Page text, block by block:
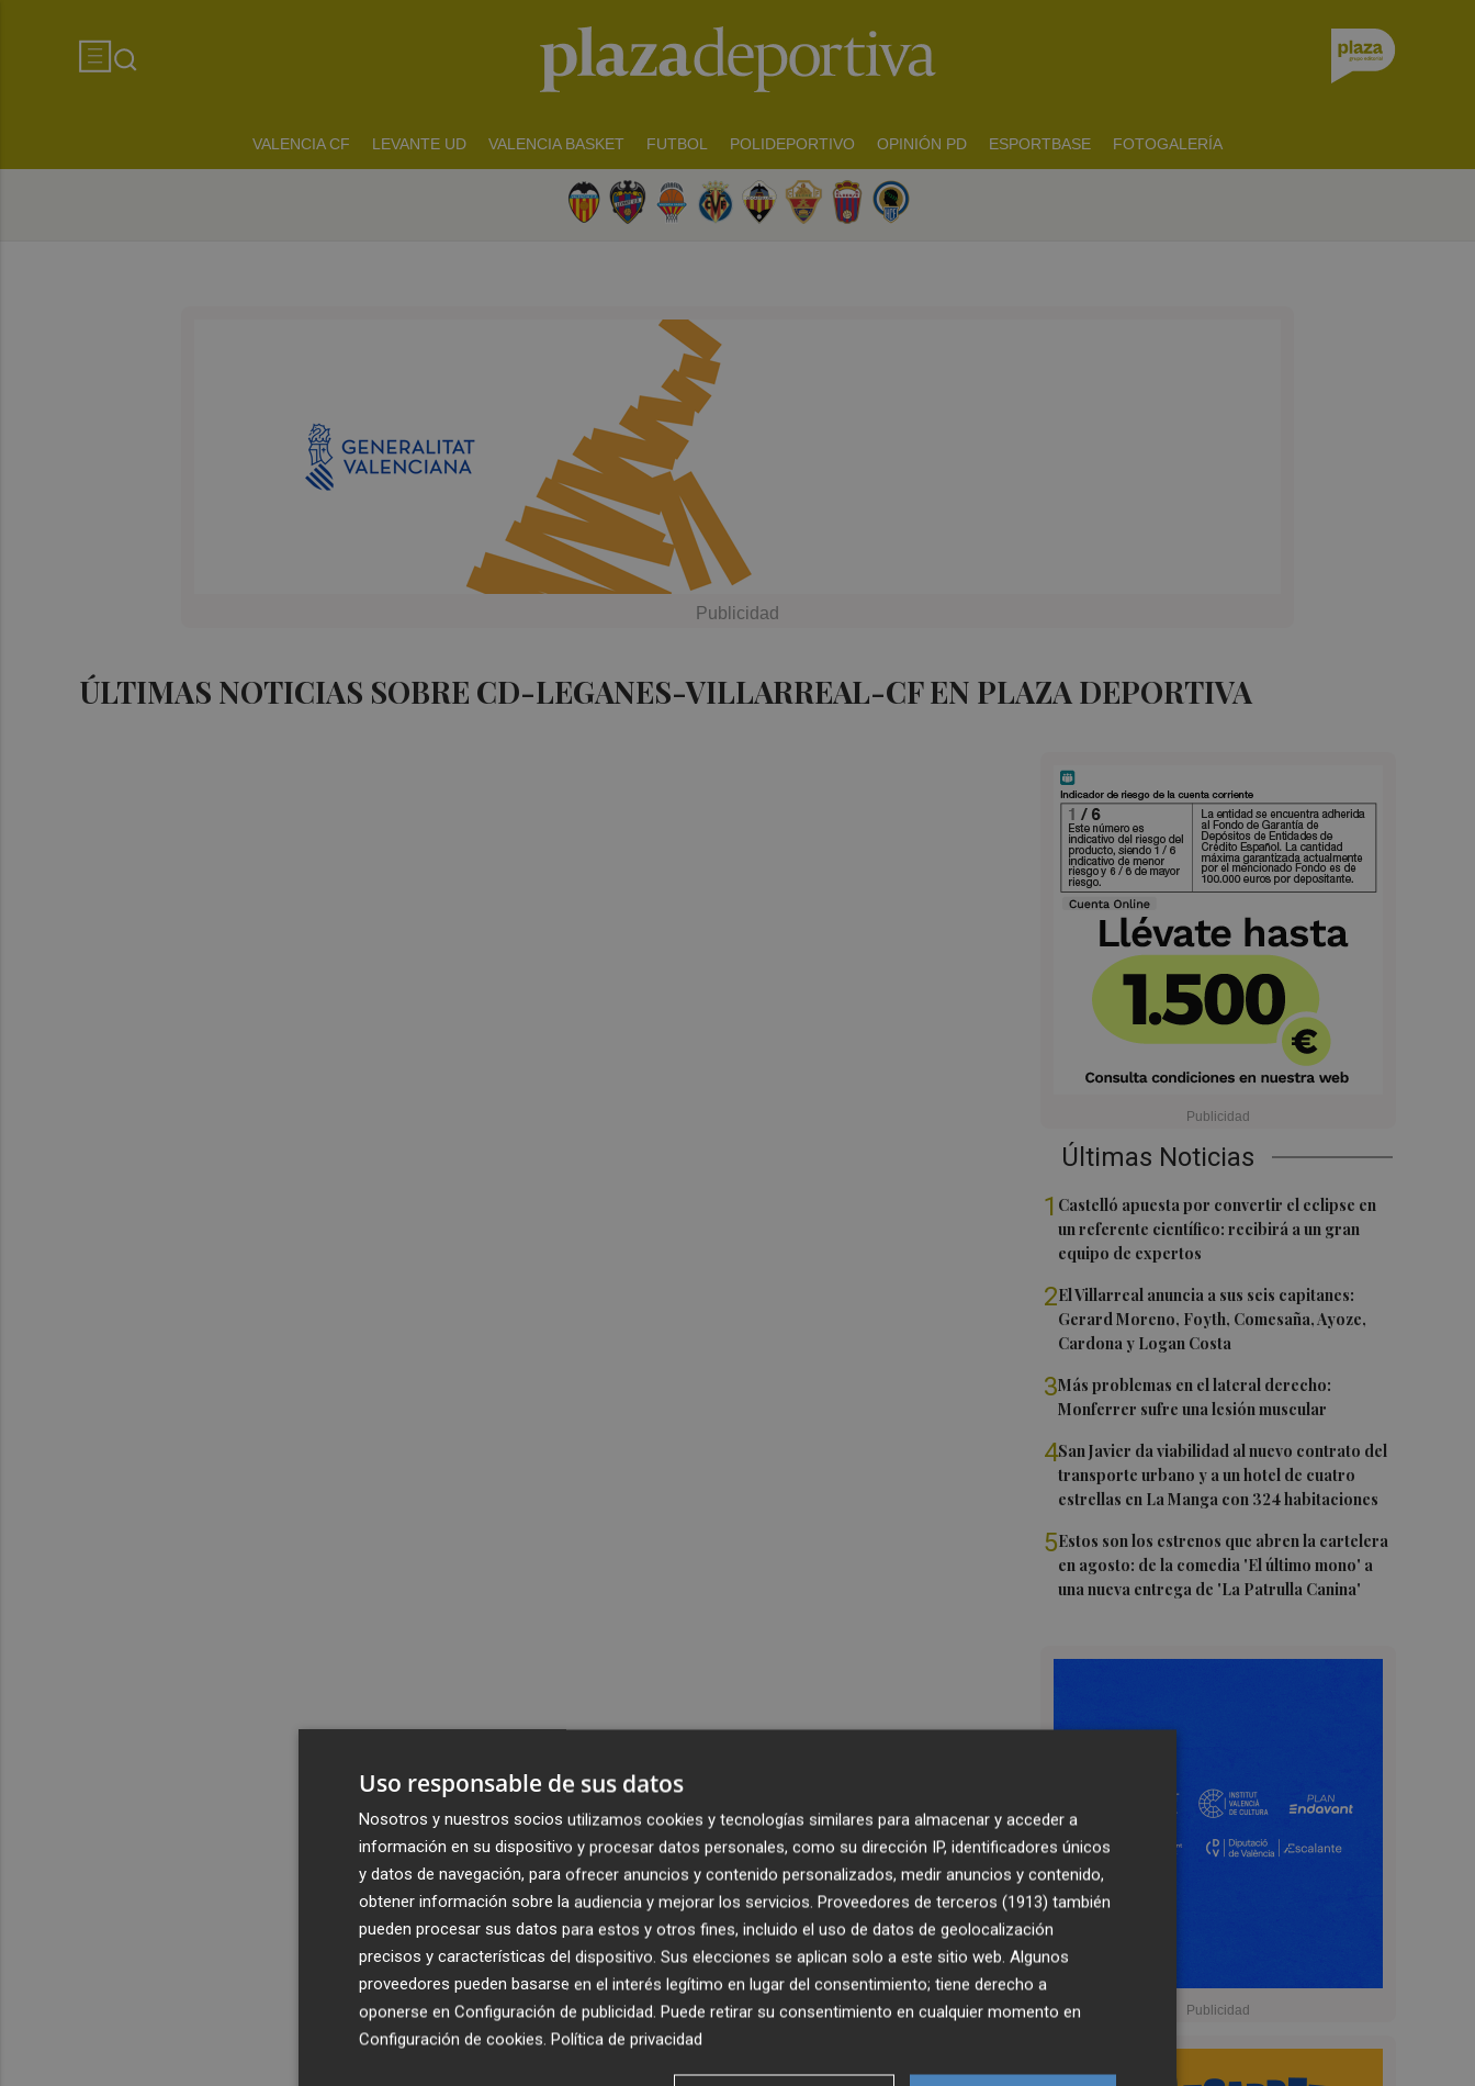
VALENCIA CF LEVANTE UD VALENCIA BASKET FUTBOL POLIDEPORTIVO OPINIÓN PD ESPORTBASE FOTOGALERÍA
ÚLTIMAS NOTICIAS SOBRE CD-LEGANES-VILLARREAL-CF EN PLAZA DEPORTIVA
Últimas Noticias
1 Castelló apuesta por convertir el eclipse en
un referente científico: recibirá a un gran
equipo de expertos
2El Villarreal anuncia a sus seis capitanes:
Gerard Moreno, Foyth, Comesaña, Ayoze,
Cardona y Logan Costa
3Más problemas en el lateral derecho:
Monferrer sufre una lesión muscular
4San Javier da viabilidad al nuevo contrato del
transporte urbano y a un hotel de cuatro
estrellas en La Manga con 324 habitaciones
5Estos son los estrenos que abren la cartelera
en agosto: de la comedia 'El último mono' a
una nueva entrega de 'La Patrulla Canina'
Uso responsable de sus datos
Nosotros y nuestros socios utilizamos cookies y tecnologías similares para almacenar y acceder a
información en su dispositivo y procesar datos personales, como su dirección IP, identificadores únicos
y datos de navegación, para ofrecer anuncios y contenido personalizados, medir anuncios y contenido,
obtener información sobre la audiencia y mejorar los servicios. Proveedores de terceros (1913) también
pueden procesar sus datos para estos y otros fines, incluido el uso de datos de geolocalización
precisos y características del dispositivo. Sus elecciones se aplican solo a este sitio web. Algunos
proveedores pueden basarse en el interés legítimo en lugar del consentimiento; tiene derecho a
oponerse en Configuración de publicidad. Puede retirar su consentimiento en cualquier momento en
Configuración de cookies. Política de privacidad